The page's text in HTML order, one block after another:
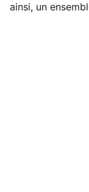
ainsi, un